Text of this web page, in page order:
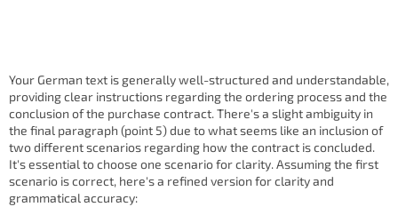
Your German text is generally well-structured and understandable,
providing clear instructions regarding the ordering process and the
conclusion of the purchase contract. There's a slight ambiguity in
the final paragraph (point 5) due to what seems like an inclusion of
two different scenarios regarding how the contract is concluded.
It's essential to choose one scenario for clarity. Assuming the first
scenario is correct, here's a refined version for clarity and
grammatical accuracy: